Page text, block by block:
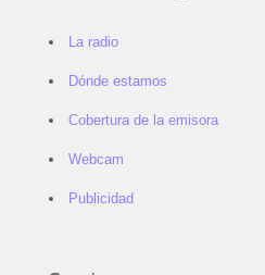
La radio
Dónde estamos
Cobertura de la emisora
Webcam
Publicidad